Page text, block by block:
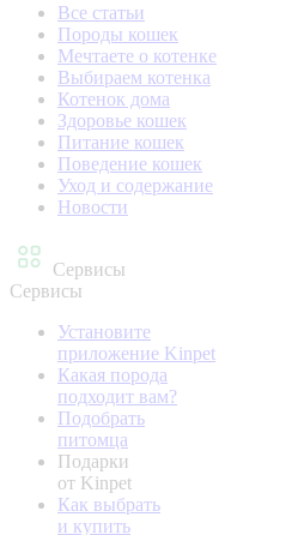
Все статьи
Породы кошек
Мечтаете о котенке
Выбираем котенка
Котенок дома
Здоровье кошек
Питание кошек
Поведение кошек
Уход и содержание
Новости
Сервисы
Сервисы
Установите
приложение Kinpet
Какая порода
подходит вам?
Подобрать
питомца
Подарки
от Kinpet
Как выбрать
и купить